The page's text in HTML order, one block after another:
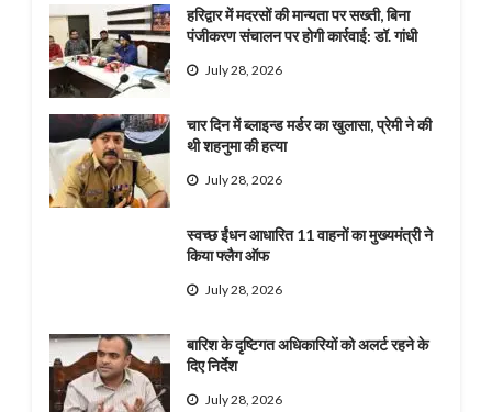
हरिद्वार में मदरसों की मान्यता पर सख्ती, बिना
पंजीकरण संचालन पर होगी कार्रवाई: डॉ. गांधी
July 28, 2026
चार दिन में ब्लाइन्ड मर्डर का खुलासा, प्रेमी ने की
थी शहनुमा की हत्या
July 28, 2026
स्वच्छ ईंधन आधारित 11 वाहनों का मुख्यमंत्री ने
किया फ्लैग ऑफ
July 28, 2026
बारिश के दृष्टिगत अधिकारियों को अलर्ट रहने के
दिए निर्देश
July 28, 2026